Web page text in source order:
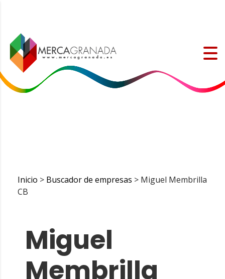
Inicio > Buscador de empresas > Miguel Membrilla
CB
Miguel
Membrilla